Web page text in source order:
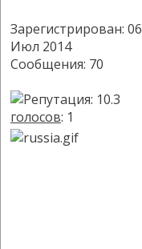
Зарегистрирован: 06
Июл 2014
Сообщения: 70
голосов: 1